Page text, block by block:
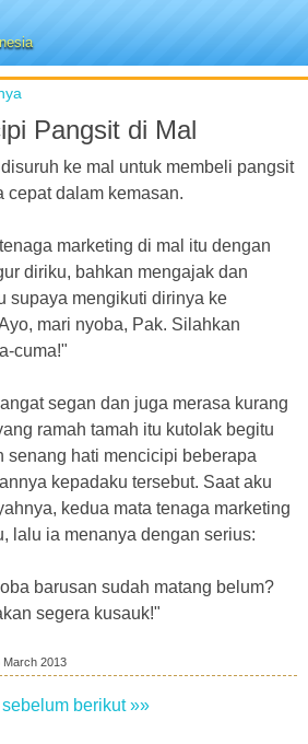
Pangsit di Mal
ke mal untuk membeli pangsit
cepat dalam kemasan.
marketing di mal itu dengan
diriku, bahkan mengajak dan
supaya mengikuti dirinya ke
mari nyoba, Pak. Silahkan
cuma!"
segan dan juga merasa kurang
ramah tamah itu kutolak begitu
senang hati mencicipi beberapa
kepadaku tersebut. Saat aku
kedua mata tenaga marketing
lalu ia menanya dengan serius:
barusan sudah matang belum?
segera kusauk!"
March 2013
berikut »»